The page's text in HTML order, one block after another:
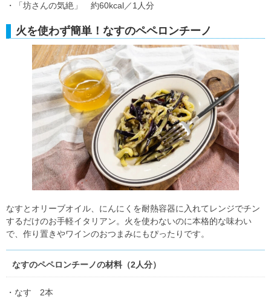
・「坊さんの気絶」 約60kcal／1人分
火を使わず簡単！なすのペペロンチーノ
なすとオリーブオイル、にんにくを耐熱容器に入れてレンジでチン
するだけのお手軽イタリアン。火を使わないのに本格的な味わい
で、作り置きやワインのおつまみにもぴったりです。
なすのペペロンチーノの材料（2人分）
・なす 2本